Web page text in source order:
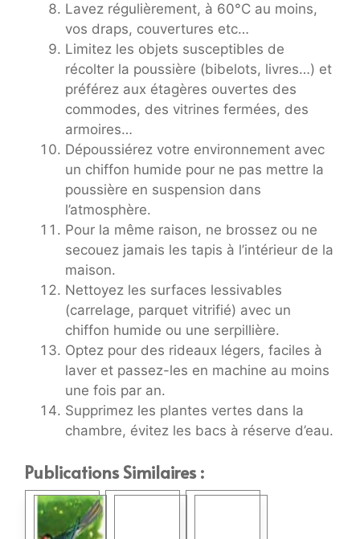
Lavez régulièrement, à 60°C au moins,
vos draps, couvertures etc…
Limitez les objets susceptibles de
récolter la poussière (bibelots, livres…) et
préférez aux étagères ouvertes des
commodes, des vitrines fermées, des
armoires…
Dépoussiérez votre environnement avec
un chiffon humide pour ne pas mettre la
poussière en suspension dans
l’atmosphère.
Pour la même raison, ne brossez ou ne
secouez jamais les tapis à l’intérieur de la
maison.
Nettoyez les surfaces lessivables
(carrelage, parquet vitrifié) avec un
chiffon humide ou une serpillière.
Optez pour des rideaux légers, faciles à
laver et passez-les en machine au moins
une fois par an.
Supprimez les plantes vertes dans la
chambre, évitez les bacs à réserve d’eau.
Publications Similaires :